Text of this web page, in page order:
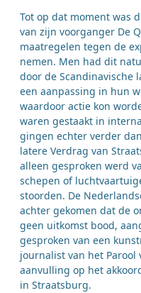
Tot op dat moment was
van zijn voorganger De
maatregelen tegen de
nemen. Men had dit
door de Scandinavische
een aanpassing in hun
waardoor actie kon
waren gestaakt in
gingen echter verder
latere Verdrag van
alleen gesproken werd
schepen of
stoorden. De
achter gekomen dat de
geen uitkomst bood,
gesproken van een
journalist van het Parool
aanvulling op het
in Straatsburg.